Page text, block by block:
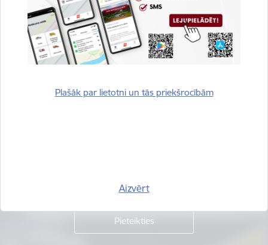
Plašāk par lietotni un tās priekšrocībām
Aizvērt
Vai šī informācija bija noderīga?
Sniegt atsauksmi